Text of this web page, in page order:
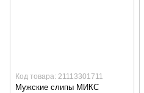
Код товара: 21113301711
Мужские слипы МИКС